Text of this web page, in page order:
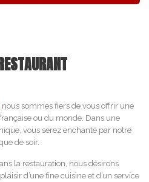
, nous sommes fiers de vous offrir une
ou du monde. Dans une
vous serez enchanté par notre
de soir.
la restauration, nous désirons
d’une fine cuisine et d’un service